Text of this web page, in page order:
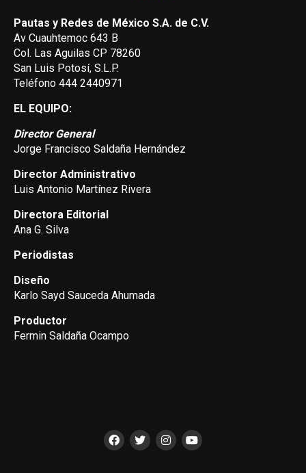
Pautas y Redes de México S.A. de C.V.
Av Cuauhtemoc 643 B
Col. Las Aguilas CP 78260
San Luis Potosí, S.L.P.
Teléfono 444 2440971
EL EQUIPO:
Director General
Jorge Francisco Saldaña Hernández
Director Administrativo
Luis Antonio Martínez Rivera
Directora Editorial
Ana G. Silva
Periodistas
Diseño
Karlo Sayd Sauceda Ahumada
Productor
Fermin Saldaña Ocampo